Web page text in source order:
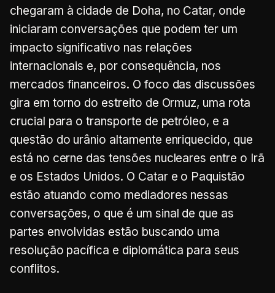
chegaram à cidade de Doha, no Catar, onde
iniciaram conversações que podem ter um
impacto significativo nas relações
internacionais e, por consequência, nos
mercados financeiros. O foco das discussões
gira em torno do estreito de Ormuz, uma rota
crucial para o transporte de petróleo, e a
questão do urânio altamente enriquecido, que
está no cerne das tensões nucleares entre o Irã
e os Estados Unidos. O Catar e o Paquistão
estão atuando como mediadores nessas
conversações, o que é um sinal de que as
partes envolvidas estão buscando uma
resolução pacífica e diplomática para seus
conflitos.